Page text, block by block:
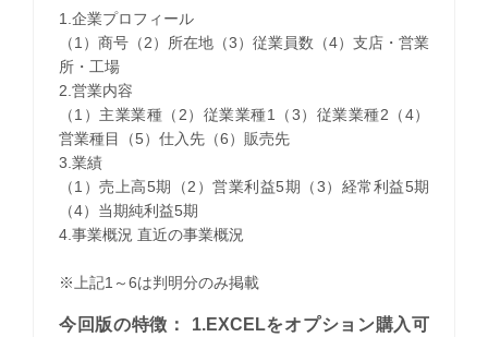
1.企業プロフィール
（1）商号（2）所在地（3）従業員数（4）支店・営業
所・工場
2.営業内容
（1）主業業種（2）従業業種1（3）従業業種2（4）
営業種目（5）仕入先（6）販売先
3.業績
（1）売上高5期（2）営業利益5期（3）経常利益5期
（4）当期純利益5期
4.事業概況 直近の事業概況
※上記1～6は判明分のみ掲載
今回版の特徴： 1.EXCELをオプション購入可